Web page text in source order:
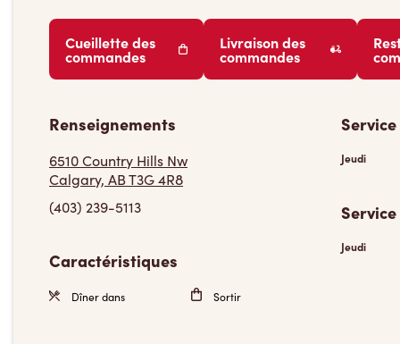
Cueillette des
commandes
Livraison des
commandes
Renseignements
6510 Country Hills Nw
Calgary, AB T3G 4R8
(403) 239-5113
Caractéristiques
Dîner dans Sortir
Jeudi
Jeudi